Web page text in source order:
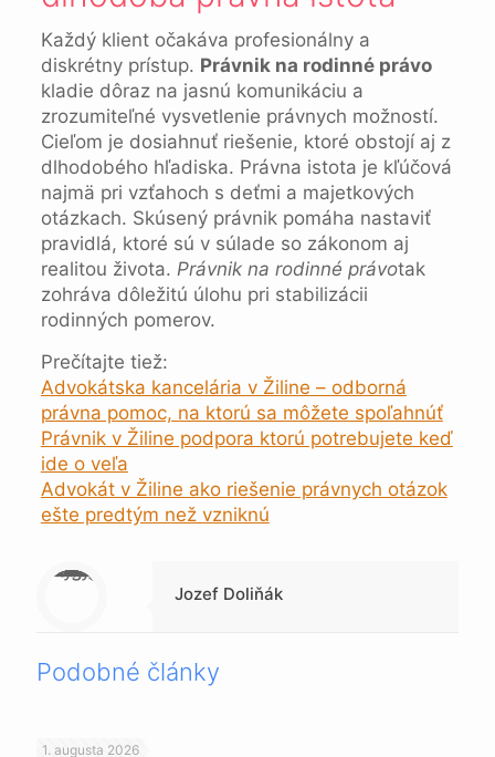
Každý klient očakáva profesionálny a
diskrétny prístup. Právnik na rodinné právo
kladie dôraz na jasnú komunikáciu a
zrozumiteľné vysvetlenie právnych možností.
Cieľom je dosiahnuť riešenie, ktoré obstojí aj z
dlhodobého hľadiska. Právna istota je kľúčová
najmä pri vzťahoch s deťmi a majetkových
otázkach. Skúsený právnik pomáha nastaviť
pravidlá, ktoré sú v súlade so zákonom aj
realitou života. Právnik na rodinné právotak
zohráva dôležitú úlohu pri stabilizácii
rodinných pomerov.
Prečítajte tiež:
Advokátska kancelária v Žiline – odborná
právna pomoc, na ktorú sa môžete spoľahnúť
Právnik v Žiline podpora ktorú potrebujete keď
ide o veľa
Advokát v Žiline ako riešenie právnych otázok
ešte predtým než vzniknú
Warning
: Trying to access array offset on null in
/data/1/4/149a9a91-3acc-4306-8eec-62104a76cbc2/skica.online/web/wp-content/themes/betheme-child/includes/content-single.php
on line
286
Jozef Doliňák
Podobné články
1. augusta 2026